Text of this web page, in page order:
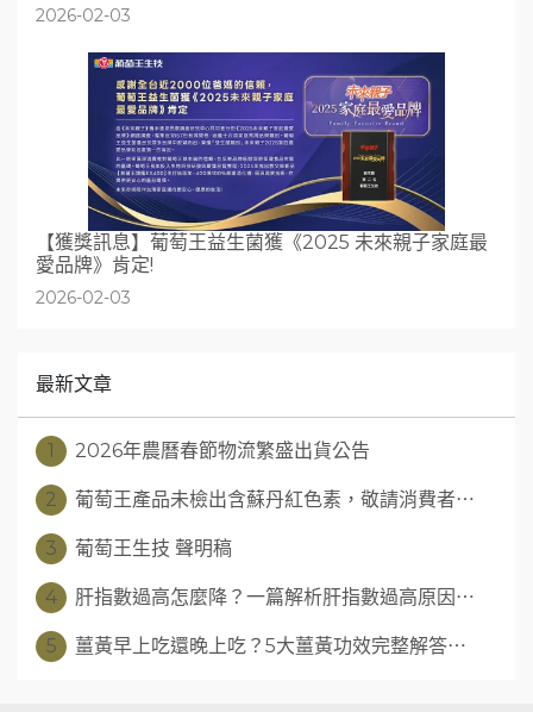
2026-02-03
【獲獎訊息】葡萄王益生菌獲《2025 未來親子家庭最
愛品牌》肯定!
2026-02-03
最新文章
1 2026年農曆春節物流繁盛出貨公告
2 葡萄王產品未檢出含蘇丹紅色素，敬請消費者⋯
3 葡萄王生技 聲明稿
4 肝指數過高怎麼降？一篇解析肝指數過高原因⋯
5 薑黃早上吃還晚上吃？5大薑黃功效完整解答⋯